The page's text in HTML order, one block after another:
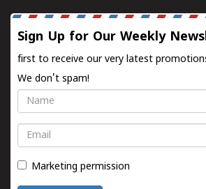
Sign Up for Our Weekly
first to receive our very latest
We don't spam!
Name
Email
Marketing permission